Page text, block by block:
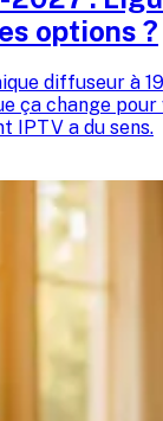
options ?
diffuseur à
ça change
IPTV a du sens.